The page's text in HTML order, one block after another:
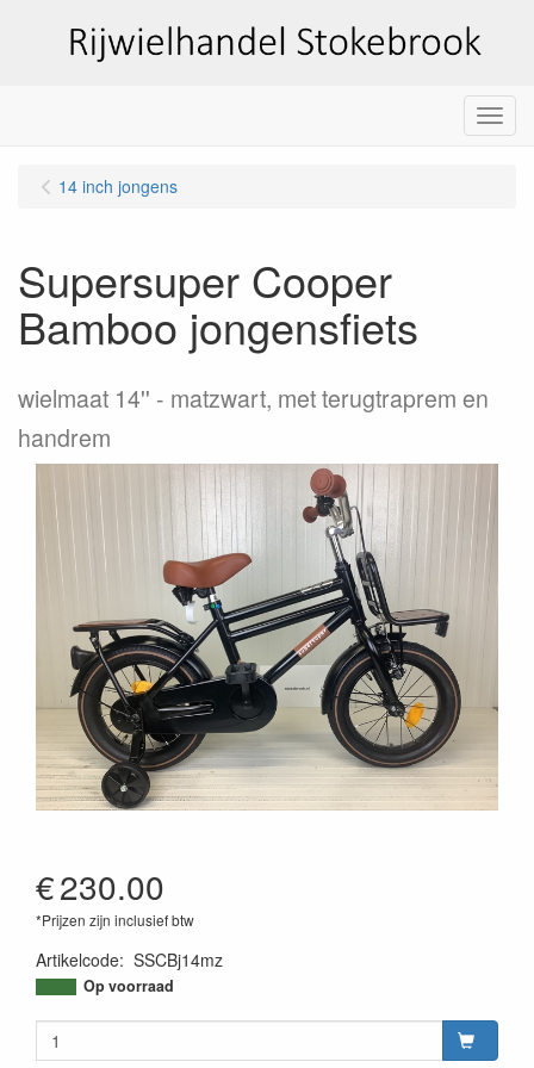
Menu
14 inch jongens
Supersuper Cooper
Bamboo jongensfiets
wielmaat 14''
matzwart, met terugtraprem en
handrem
€230.00
*Prijzen zijn inclusief btw
Artikelcode: SSCBj14mz
Op voorraad